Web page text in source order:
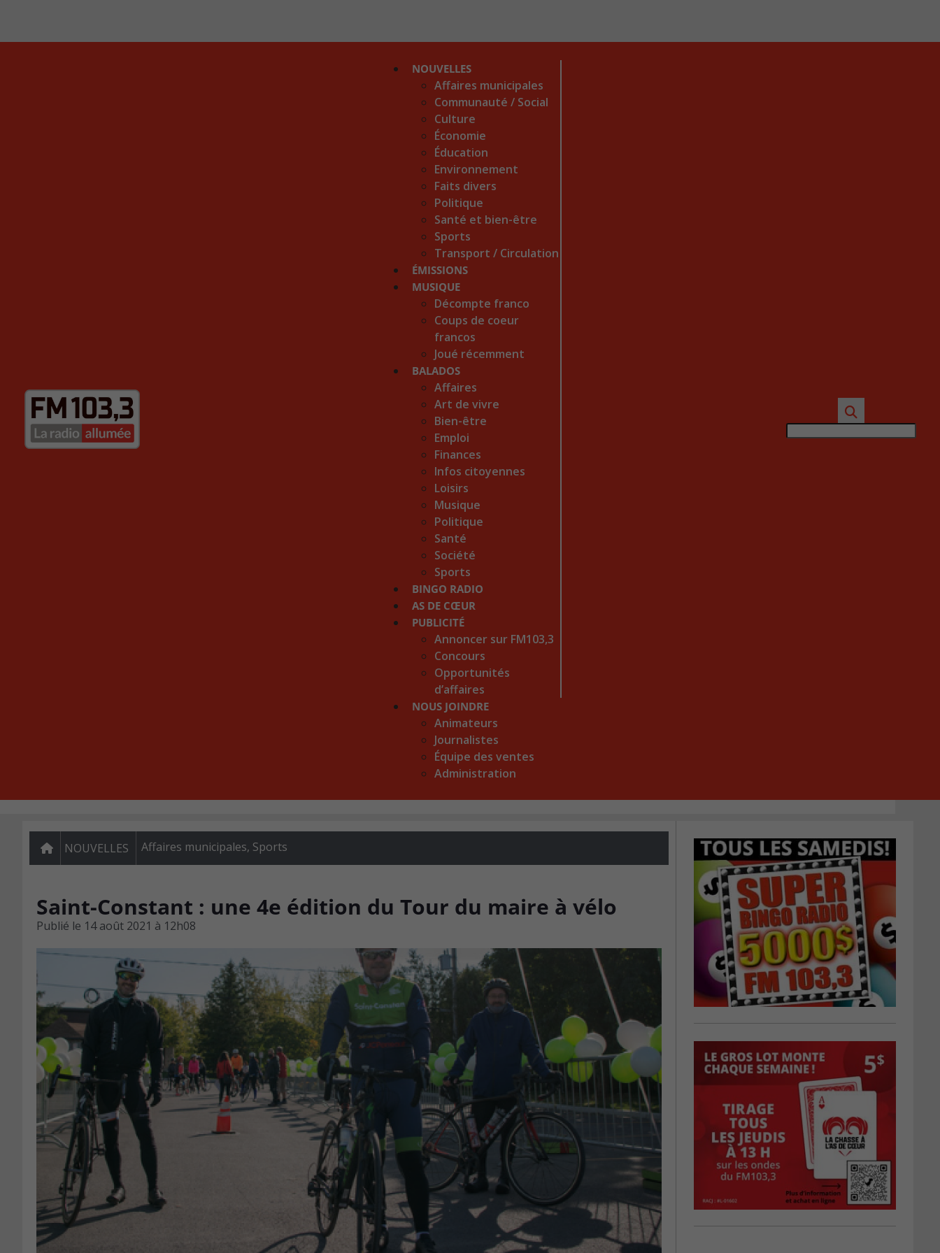
NOUVELLES
Affaires municipales
Communauté / Social
Culture
Économie
Éducation
Environnement
Faits divers
Politique
Santé et bien-être
Sports
Transport / Circulation
ÉMISSIONS
MUSIQUE
Décompte franco
Coups de coeur
francos
Joué récemment
BALADOS
Affaires
Art de vivre
Bien-être
Emploi
Finances
Infos citoyennes
Loisirs
Musique
Politique
Santé
Société
Sports
BINGO RADIO
AS DE CŒUR
PUBLICITÉ
Annoncer sur FM103,3
Concours
Opportunités
d’affaires
NOUS JOINDRE
Animateurs
Journalistes
Équipe des ventes
Administration
NOUVELLES Affaires municipales, Sports
Saint-Constant : une 4e édition du Tour du maire à vélo
Publié le 14 août 2021 à 12h08